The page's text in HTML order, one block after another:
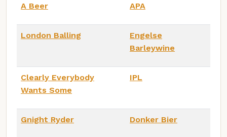
A Beer APA
London Balling
Engelse
Barleywine
Clearly Everybody
Wants Some
IPL
Gnight Ryder Donker Bier